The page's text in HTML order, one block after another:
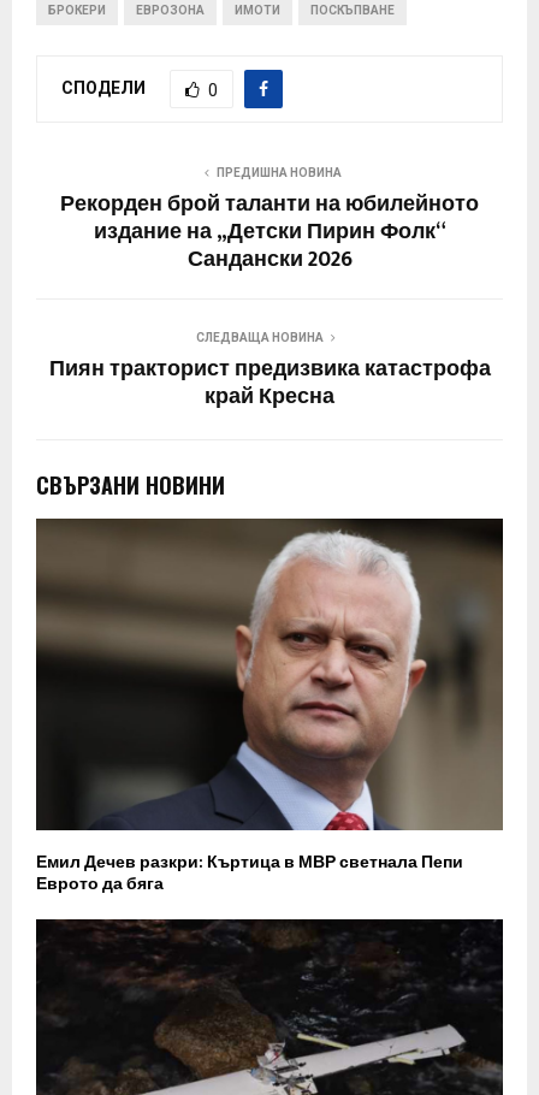
БРОКЕРИ ЕВРОЗОНА ИМОТИ ПОСКЪПВАНЕ
СПОДЕЛИ 0
ПРЕДИШНА НОВИНА
Рекорден брой таланти на юбилейното
издание на „Детски Пирин Фолк“
Сандански 2026
СЛЕДВАЩА НОВИНА
Пиян тракторист предизвика катастрофа
край Кресна
СВЪРЗАНИ НОВИНИ
Емил Дечев разкри: Къртица в МВР светнала Пепи
Еврото да бяга